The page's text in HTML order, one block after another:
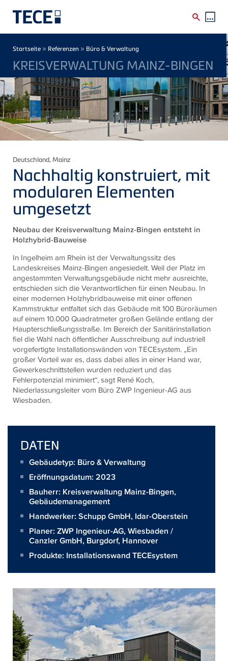
Breadcrumb
Startseite » Referenzen » Büro & Verwaltung
KREISVERWALTUNG MAINZ-BINGEN
Deutschland, Mainz
Nachhaltig konstruiert, mit
modularen Elementen
umgesetzt
Neubau der Kreisverwaltung Mainz-Bingen entsteht in
Holzhybrid-Bauweise
In Ingelheim am Rhein ist der Verwaltungssitz des
Landeskreises Mainz-Bingen angesiedelt. Weil der Platz im
angestammten Verwaltungsgebäude nicht mehr ausreichte,
entschieden sich die Verantwortlichen für einen Neubau. In
einer modernen Holzhybridbauweise mit einer offenen
Kammstruktur entfaltet sich das Gebäude mit 100 Büroräumen
auf einem 10.000 Quadratmeter großen Gelände entlang der
Haupterschließungsstraße. Im Bereich der Sanitärinstallation
fiel die Wahl nach öffentlicher Ausschreibung auf industriell
vorgefertigte Installationswänden von TECEsystem. „Ein
großer Vorteil war es, dass dabei alles in einer Hand war,
Gewerkeschnittstellen wurden reduziert und das
Fehlerpotenzial minimiert“, sagt René Koch,
Niederlassungsleiter vom Büro ZWP Ingenieur-AG aus
Wiesbaden.
DATEN
Gebäudetyp: Büro & Verwaltung
Eröffnungsdatum: 2023
Bauherr: Kreisverwaltung Mainz-Bingen,
Gebäudemanagement
Handwerker: Schupp GmbH, Idar-Oberstein
Planer: ZWP Ingenieur-AG, Wiesbaden /
Canzler GmbH, Burgdorf, Hannover
Produkte: Installationswand TECEsystem